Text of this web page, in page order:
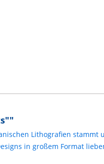
Lithografien
in großem Format